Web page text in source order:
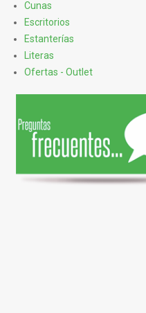
Cunas
Escritorios
Estanterías
Literas
Ofertas - Outlet